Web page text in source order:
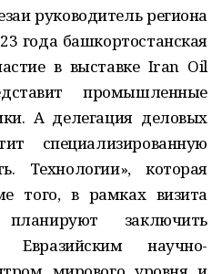
руководитель региона
года башкортостанская
в выставке Iran Oil
промышленные
А делегация деловых
специализированную
Технологии», которая
того, в рамках визита
заключить
научно-